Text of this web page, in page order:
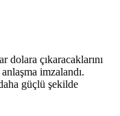
çıkaracaklarını
imzalandı.
güçlü şekilde